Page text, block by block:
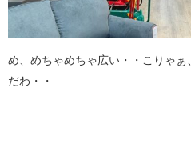
め、めちゃめちゃ広い・・こりゃ
だわ・・